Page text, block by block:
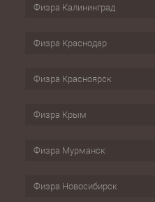
Физра Калининград
Физра Краснодар
Физра Красноярск
Физра Крым
Физра Мурманск
Физра Новосибирск